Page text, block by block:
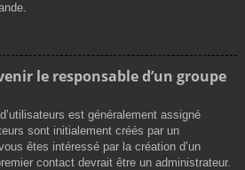
le responsable d’un groupe
d’utilisateurs est généralement assigné
sont initialement créés par un
êtes intéressé par la création d’un
contact devrait être un administrateur.